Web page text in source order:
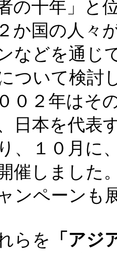
の十年」と
か国の人々
などを通じ
ついて検討
０２年はそ
日本を代表
、１０月に
催しました
ンペーンも
らを 「アジ